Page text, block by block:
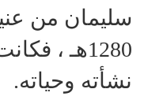
سليمان من
1280هـ ،
نشأته وحياته.